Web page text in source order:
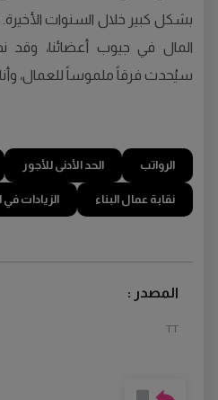
بشكل كبير خلال السنوات
المال في جيوب أعضائنا، وقد
سيُحدث فرقاً ملموساً للعمال،
الرواتب الحد الأدنى للأجور
نقابة عمال البناء الزيادات في
المصدر :
TT